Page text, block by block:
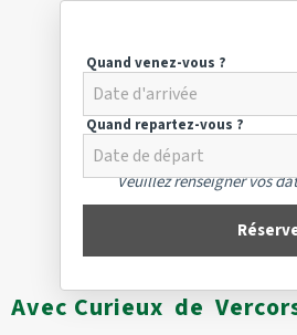
Avec Curieux de
Quand venez-vous ?
Quand repartez-vous ?
Veuillez renseigner vos